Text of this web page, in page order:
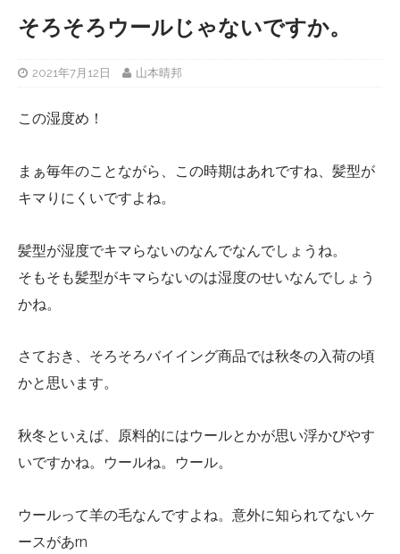
そろそろウールじゃないですか。
2021年7月12日 山本晴邦
この湿度め！
まぁ毎年のことながら、この時期はあれですね、髪型が
キマりにくいですよね。
髪型が湿度でキマらないのなんでなんでしょうね。
そもそも髪型がキマらないのは湿度のせいなんでしょう
かね。
さておき、そろそろバイイング商品では秋冬の入荷の頃
かと思います。
秋冬といえば、原料的にはウールとかが思い浮かびやす
いですかね。ウールね。ウール。
ウールって羊の毛なんですよね。意外に知られてないケ
ースがあrn